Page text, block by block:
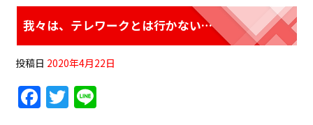
我々は、テレワークとは行かない…
投稿日 2020年4月22日
F T